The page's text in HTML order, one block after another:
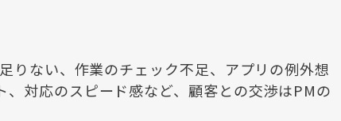
りない、作業のチェック不足、アプリの例外想
対応のスピード感など、顧客との交渉はPMの